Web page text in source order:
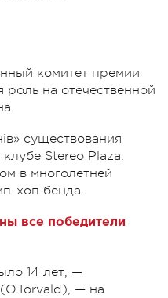
комитет премии
роль на отечественной
существования
Stereo Plaza.
в многолетней
хоп бенда.
все победители
14 лет, —
— на